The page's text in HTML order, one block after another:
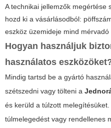
A technikai jellemzők megértése
hozd ki a vásárlásodból:
eszköz üzemideje mind mérvadó
Hogyan használjuk
használatos
Mindig tartsd be a gyártó
szétszedni vagy tölteni a
és kerüld a túlzott
túlmelegedést vagy rendellenes